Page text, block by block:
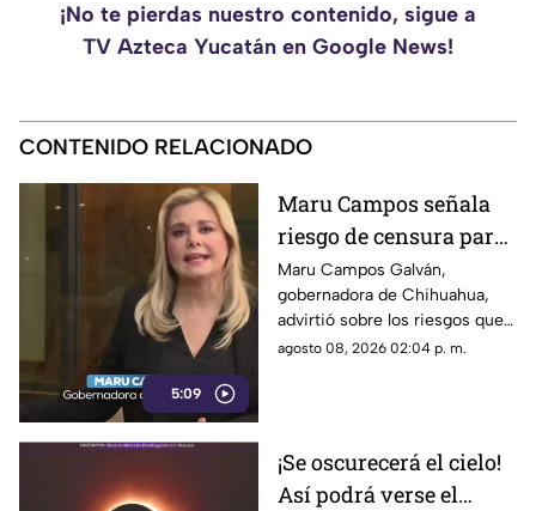
¡No te pierdas nuestro contenido, sigue a
TV Azteca Yucatán en Google News!
CONTENIDO RELACIONADO
5:09
Maru Campos señala
riesgo de censura para
medios y periodistas
ante nuevos
lineamientos de
audiencias
Maru Campos Galván,
gobernadora de Chihuahua,
advirtió sobre los riesgos que
podrían representar los nuevos
utilizarse para sancionar a
medios y periodistas críticos.
agosto 08, 2026 02:04 p. m.
¡Se oscurecerá el cielo!
Así podrá verse el